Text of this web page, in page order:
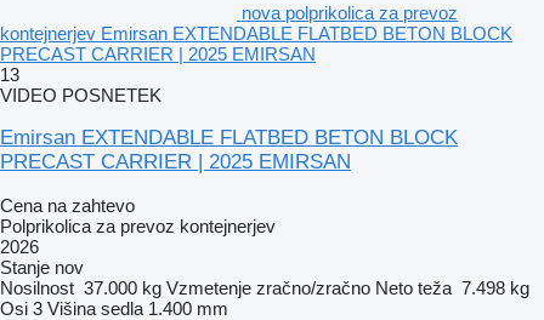
nova polprikolica za prevoz
kontejnerjev Emirsan EXTENDABLE FLATBED BETON BLOCK
PRECAST CARRIER | 2025 EMIRSAN
13
VIDEO POSNETEK
Emirsan EXTENDABLE FLATBED BETON BLOCK
PRECAST CARRIER | 2025 EMIRSAN
Cena na zahtevo
Polprikolica za prevoz kontejnerjev
2026
Stanje nov
Nosilnost 37.000 kg Vzmetenje zračno/zračno Neto teža 7.498 kg
Osi 3 Višina sedla 1.400 mm